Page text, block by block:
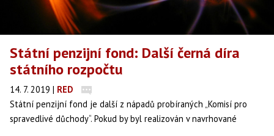
Státní penzijní fond: Další černá díra
státního rozpočtu
14. 7. 2019 | RED
Státní penzijní fond je další z nápadů probíraných „Komisí pro
spravedlivé důchody“. Pokud by byl realizován v navrhované